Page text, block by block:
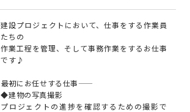
建設プロジェクトにおいて、仕事をする作業員
たちの
作業工程を管理、そして事務作業をするお仕事
です♪
――最初にお任せする仕事――
◆建物の写真撮影
プロジェクトの進捗を確認するための撮影で